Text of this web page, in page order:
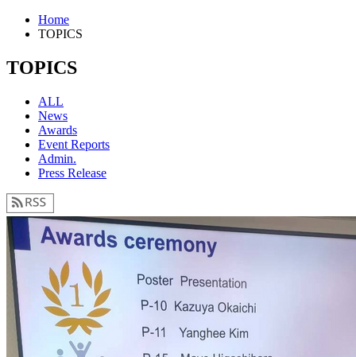
Home
TOPICS
TOPICS
ALL
News
Awards
Event Reports
Admin.
Press Release